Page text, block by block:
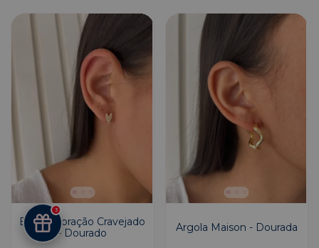
Brinco Coração Cravejado
- Dourado
Argola Maison - Dourada
3